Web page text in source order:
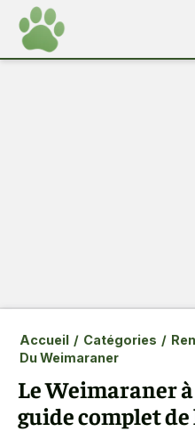
Accueil / Catégories /
Du Weimaraner
Le Weimaraner
guide complet de